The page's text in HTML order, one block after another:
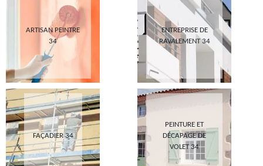
ARTISAN PEINTRE
34
ENTREPRISE DE
RAVALEMENT 34
FAÇADIER 34
PEINTURE ET
DÉCAPAGE DE
VOLET 34